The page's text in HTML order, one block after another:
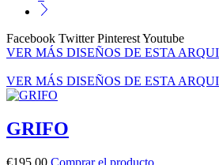
Facebook Twitter PinterestYoutube
VER MÁS DISEÑOS DE ESTA
VER MÁS DISEÑOS DE ESTA
GRIFO
€195.00 Comprar el producto